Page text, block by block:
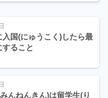
入国(にゅうこく)したら最
すること
んねんきん)は留学生(り